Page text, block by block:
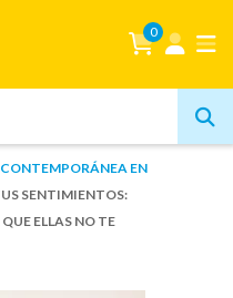
0
EN
SENTIMIENTOS:
ELLAS NO TE